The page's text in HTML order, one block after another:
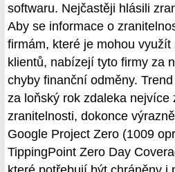
softwaru. Nejčastěji hlásili
Aby se informace o
firmám, které je mohou využít
klientů, nabízejí tyto firmy za
chyby finanční odměny.
za loňský rok zdaleka nejvíce
zranitelnosti, dokonce
Google Project Zero (1009
TippingPoint Zero Day